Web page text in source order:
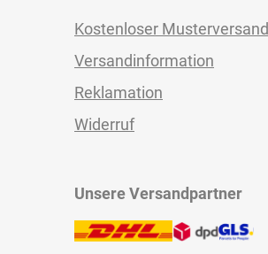
Kostenloser Musterversand
Versandinformation
Reklamation
Widerruf
Unsere Versandpartner